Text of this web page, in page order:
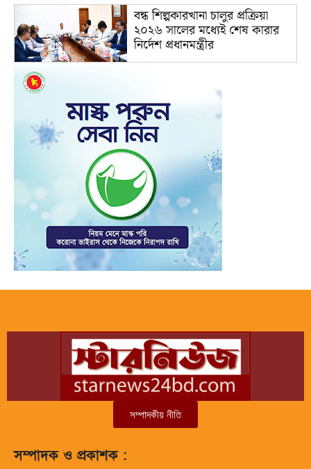
বন্ধ শিল্পকারখানা চালুর প্রক্রিয়া
২০২৬ সালের মধ্যেই শেষ কারার
নির্দেশ প্রধানমন্ত্রীর
সম্পাদকীয় নীতি
সম্পাদক ও প্রকাশক :